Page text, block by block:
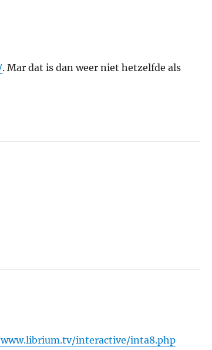
. Mar dat is dan weer niet hetzelfde als
interactive/inta8.php